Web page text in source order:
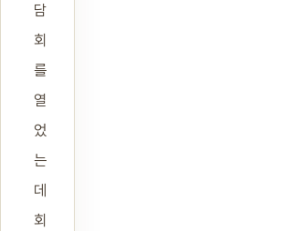
담
회
를
열
었
는
데
회